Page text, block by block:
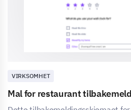
VIRKSOMHET
Mal for restaurant